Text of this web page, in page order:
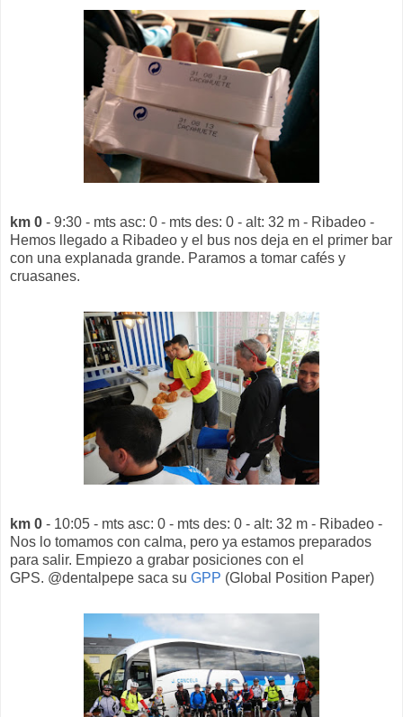
km 0 - 9:30 - mts asc: 0 - mts des: 0 - alt: 32 m - Ribadeo -
Hemos llegado a Ribadeo y el bus nos deja en el primer bar
con una explanada grande. Paramos a tomar cafés y
cruasanes.
km 0 - 10:05 - mts asc: 0 - mts des: 0 - alt: 32 m - Ribadeo -
Nos lo tomamos con calma, pero ya estamos preparados
para salir. Empiezo a grabar posiciones con el
GPS. @dentalpepe saca su GPP (Global Position Paper)